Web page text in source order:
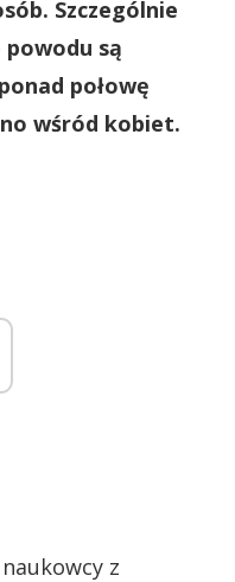
Szczególnie
są
połowę
wśród kobiet.
z